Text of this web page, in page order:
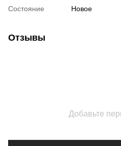
Состояние
Новое
Отзывы
Добавьте